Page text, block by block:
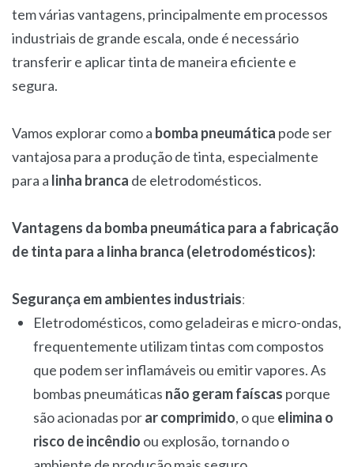
tem várias vantagens, principalmente em processos
industriais de grande escala, onde é necessário
transferir e aplicar tinta de maneira eficiente e
segura.
Vamos explorar como a bomba pneumática pode ser
vantajosa para a produção de tinta, especialmente
para a linha branca de eletrodomésticos.
Vantagens da bomba pneumática para a fabricação
de tinta para a linha branca (eletrodomésticos):
Segurança em ambientes industriais:
Eletrodomésticos, como geladeiras e micro-ondas,
frequentemente utilizam tintas com compostos
que podem ser inflamáveis ou emitir vapores. As
bombas pneumáticas não geram faíscas porque
são acionadas porar comprimido, o que elimina o
risco de incêndio ou explosão, tornando o